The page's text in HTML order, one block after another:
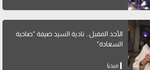
الأحد المقبل.. نادية السيد ضيفة "صاحبة
السعادة"
ميديا